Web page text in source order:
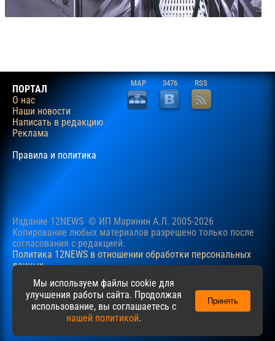
ПОРТАЛ
О нас
Наши новости
Написать в редакцию
Реклама
Правила и политика
MAP 3476 RSS
Издание 12NEWS © ИП Маринин А.Л. 2005-2026
Копирование любых материалов разрешено только после
согласования c редакцией.
Политика 12NEWS в отношении обработки персональных
данных
Наш сайт использует файлы cookie для учучшения
пользовательского опыта. Продолжая просматривать сайт,
вы соглашаетесь с нашейПолитикойв отношении файлов
Мы используем файлы cookie для
улучшения работы сайта. Продолжая
использование, вы соглашаетесь с
нашей политикой.
Принять